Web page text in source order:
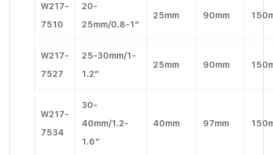
W217-
7510
20-
25mm/0.8-1″
25mm 90mm
W217-
7527
25-30mm/1-
1.2″
25mm 90mm
W217-
7534
30-
40mm/1.2-
1.6″
40mm 97mm